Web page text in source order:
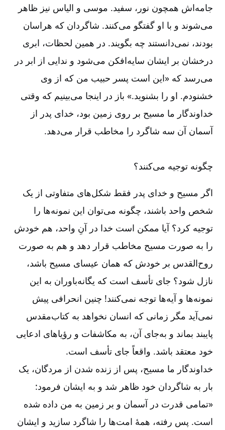
جامه‌‌اش همچون نور، سفید. موسی و الیاس نیز ظاهر
می‌‌شوند و با او گفتگو می‌‌کنند. شاگردان که هراسان
بودند، نمی‌‌دانستند چه بگویند. در همین لحظات، ابری
درخشان بر ایشان سایه‌‌افکن می‌‌شود و ندایی از ابر در
می‌‌رسد که «این است پسر حبیب من که از وی
خشنودم. او را بشنوید.» باز در اینجا می‌‌بینیم که وقتی
خداوندگار ما مسیح بر روی زمین بود، خدای پدر از
آسمان آن سه شاگرد را مخاطب قرار می‌‌دهد.
چگونه توجیه می‌‌کنند؟
اگر مسیح و خدای پدر فقط شکل‌‌های متفاوتی از یک
شخص واحد باشند، چگونه می‌‌توان این نمونه‌‌ها را
توجیه کرد؟ آیا ممکن است خدا در آنِ واحد، هم خودش
را به صورت مسیح مخاطب قرار دهد و هم به صورت
روح‌‌القدس بر خودش که همان عیسای مسیح باشد،
نازل شود؟ جای تأسف است که یگانه‌‌باوران به این
نمونه‌‌ها و آیه‌‌ها توجه نمی‌‌کنند! چنین انحرافی پیش
نمی‌‌آید مگر زمانی که انسان نخواهد به کتاب‌‌مقدس
پایبند بماند و به‌‌جای آن، به مکاشفات و رؤیاهای ادعایی
خود معتقد باشد. واقعاً جای تأسف است.
خداوندگار ما مسیح، پس از زنده شدن از مردگان، یک
بار به شاگردان خود ظاهر شد و به ایشان فرمود:
«تمامی قدرت در آسمان و بر زمین به من داده شده
است. پس رفته، همۀ امت‌‌ها را شاگرد سازید و ایشان